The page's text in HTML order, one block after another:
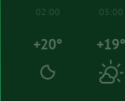
02:00
+20°
05:00
+19°